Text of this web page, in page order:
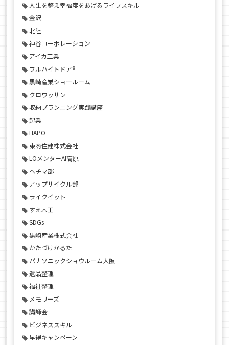
人生を整え幸福度をあげるライフスキル
金沢
北陸
神谷コーポレーション
アイカ工業
フルハイトドア®
黒崎産業ショールーム
クロワッサン
収納プランニング実践講座
起業
HAPO
東商住建株式会社
LOメンターAI高原
ヘチマ部
アップサイクル部
ライクイット
すえ木工
SDGs
黒崎産業株式会社
かたづけかるた
パナソニックショウルーム大阪
遺品整理
福祉整理
メモリーズ
講師会
ビジネススキル
早得キャンペーン